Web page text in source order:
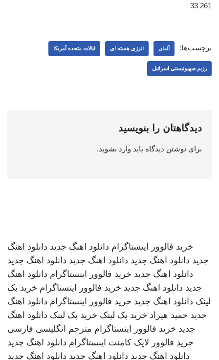
261 33
برچسب‌ها: آلمان انرژی هسته ای ایالات متحده آمریکا
رژیم صهیونیستی اسرائیل
دیدگاهتان را بنویسید
برای نوشتن دیدگاه باید وارد بشوید.
خرید فالوور اینستاگرام دانلود اهنگ جدید دانلود اهنگ
جدید دانلود اهنگ جدید دانلود اهنگ جدید دانلود اهنگ جدید
دانلود اهنگ جدید خرید فالوور اینستاگرام دانلود اهنگ
جدید دانلود اهنگ جدید خرید فالوور اینستاگرام خرید بک
لینک دانلود اهنگ جدید خرید فالوور اینستاگرام دانلود اهنگ
جدید حمید هیراد خرید بک لینک خرید بک لینک دانلود اهنگ
جدید خرید فالوور اینستاگرام مترجم انگلیسی فارسی
خرید فالوور لایک کامنت اینستاگرام دانلود اهنگ جدید
دانلود اهنگ جدید دانلود اهنگ جدید دانلود اهنگ جدید